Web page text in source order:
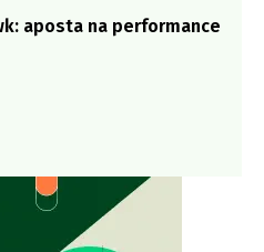
aposta na performance